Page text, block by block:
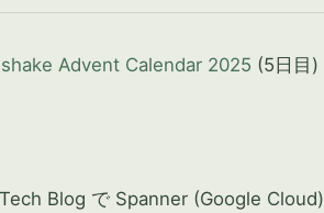
Advent Calendar 2025 (5日目)
Blog で Spanner (Google